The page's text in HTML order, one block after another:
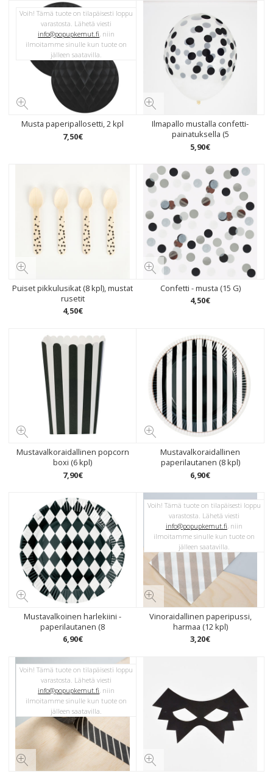
Musta paperipallosetti, 2 kpl
7,50€
Voih! Tämä tuote on tilapäisesti loppu
varastosta. Lähetä viesti
info@popupkemut.fi, niin
ilmoitamme sinulle kun tuote on
jälleen saatavilla.
Ilmapallo mustalla confetti-
painatuksella (5
5,90€
Puiset pikkulusikat (8 kpl), mustat
rusetit
4,50€
Confetti - musta (15 G)
4,50€
Mustavalkoraidallinen popcorn
boxi (6 kpl)
7,90€
Mustavalkoraidallinen
paperilautanen (8 kpl)
6,90€
Mustavalkoinen harlekiini -
paperilautanen (8
6,90€
Vinoraidallinen paperipussi,
harmaa (12 kpl)
3,20€
Voih! Tämä tuote on tilapäisesti loppu
varastosta. Lähetä viesti
info@popupkemut.fi, niin
ilmoitamme sinulle kun tuote on
jälleen saatavilla.
Voih! Tämä tuote on tilapäisesti loppu
varastosta. Lähetä viesti
info@popupkemut.fi, niin
ilmoitamme sinulle kun tuote on
jälleen saatavilla.